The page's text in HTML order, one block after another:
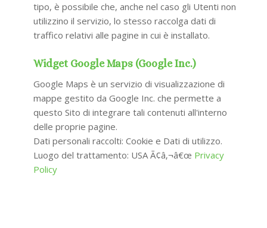
tipo, è possibile che, anche nel caso gli Utenti non
utilizzino il servizio, lo stesso raccolga dati di
traffico relativi alle pagine in cui è installato.
Widget Google Maps (Google Inc.)
Google Maps è un servizio di visualizzazione di
mappe gestito da Google Inc. che permette a
questo Sito di integrare tali contenuti all'interno
delle proprie pagine.
Dati personali raccolti: Cookie e Dati di utilizzo.
Luogo del trattamento: USA Ã¢â‚¬â€œ Privacy
Policy